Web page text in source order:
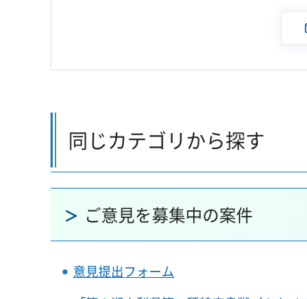
同じカテゴリから探す
ご意見を募集中の案件
意見提出フォーム